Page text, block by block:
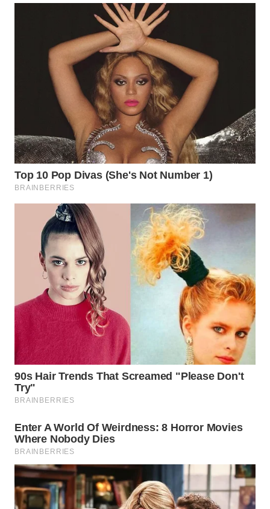
TAPANULI
WN DELI
WN
PAKPAK
KARAWANG
WN
BEKASI
BOGOR
WN
DEPOK
WN
TAPANULI
UTARA
WN
SAMOSIR
WN
PADANG
LAWAS